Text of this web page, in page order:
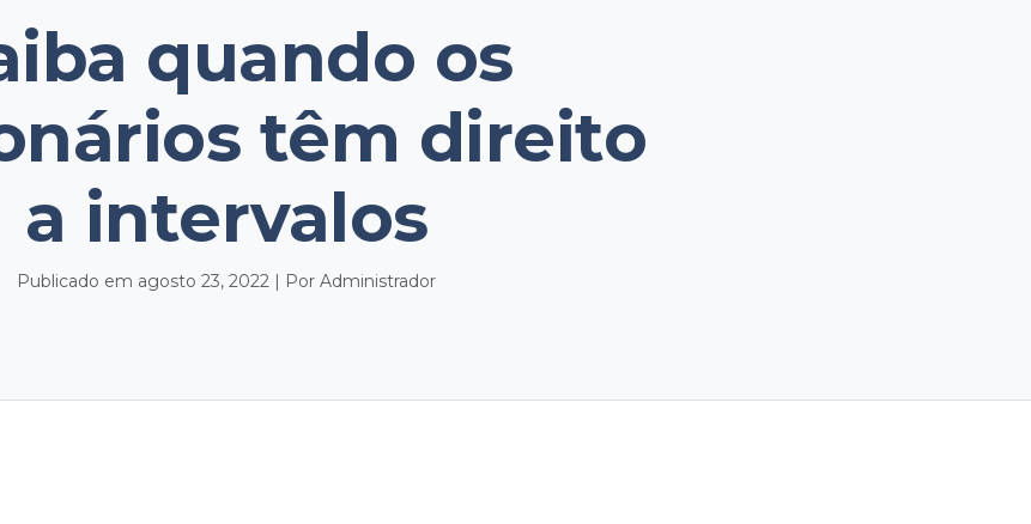
quando os
têm direito
a intervalos
Publicado em agosto 23, 2022 | Por Administrador